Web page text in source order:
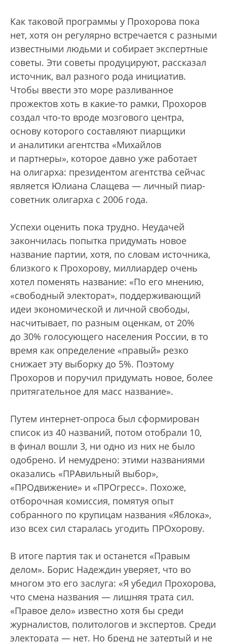
Как таковой программы у Прохорова пока
нет, хотя он регулярно встречается с разными
известными людьми и собирает экспертные
советы. Эти советы продуцируют, рассказал
источник, вал разного рода инициатив.
Чтобы ввести это море разливанное
прожектов хоть в какие-то рамки, Прохоров
создал что-то вроде мозгового центра,
основу которого составляют пиарщики
и аналитики агентства «Михайлов
и партнеры», которое давно уже работает
на олигарха: президентом агентства сейчас
является Юлиана Слащева — личный пиар-
советник олигарха с 2006 года.
Успехи оценить пока трудно. Неудачей
закончилась попытка придумать новое
название партии, хотя, по словам источника,
близкого к Прохорову, миллиардер очень
хотел поменять название: «По его мнению,
«свободный электорат», поддерживающий
идеи экономической и личной свободы,
насчитывает, по разным оценкам, от 20%
до 30% голосующего населения России, в то
время как определение «правый» резко
снижает эту выборку до 5%. Поэтому
Прохоров и поручил придумать новое, более
притягательное для масс название».
Путем интернет-опроса был сформирован
список из 40 названий, потом отобрали 10,
в финал вошли 3, ни одно из них не было
одобрено. И немудрено: этими названиями
оказались «ПРАвильный выбор»,
«ПРОдвижение» и «ПРОгресс». Похоже,
отборочная комиссия, помятуя опыт
собранного по крупицам названия «Яблока»,
изо всех сил старалась угодить ПРОхорову.
В итоге партия так и останется «Правым
делом». Борис Надеждин уверяет, что во
многом это его заслуга: «Я убедил Прохорова,
что смена названия — лишняя трата сил.
«Правое дело» известно хотя бы среди
журналистов, политологов и экспертов. Среди
электората — нет. Но бренд не затертый и не